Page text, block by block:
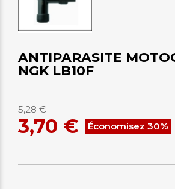
ANTIPARASITE
NGK LB10F
5,28 €
3,70 € Économisez 30%